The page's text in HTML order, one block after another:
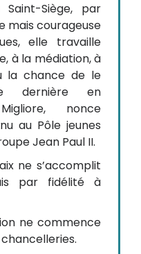
Siège, par
mais courageuse
elle travaille
à la médiation, à
la chance de le
dernière en
nonce
au Pôle jeunes
Jean Paul II.
ne s’accomplit
par fidélité à
ne commence